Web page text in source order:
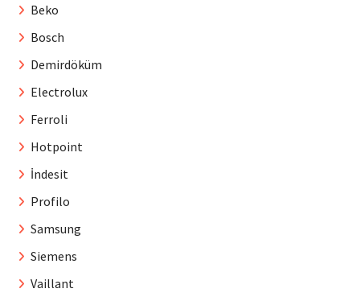
Beko
Bosch
Demirdöküm
Electrolux
Ferroli
Hotpoint
İndesit
Profilo
Samsung
Siemens
Vaillant